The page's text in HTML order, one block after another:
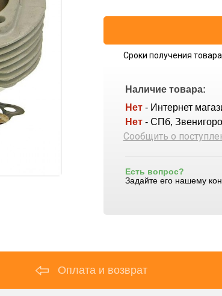
Сроки получения
Наличие товара:
Нет - Интернет
Нет - СПб,
Сообщить о
Есть вопрос?
Задайте его нашему
Оплата и возврат